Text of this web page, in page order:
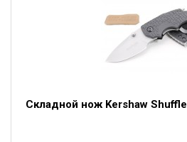
Складной нож Kershaw Shuffle